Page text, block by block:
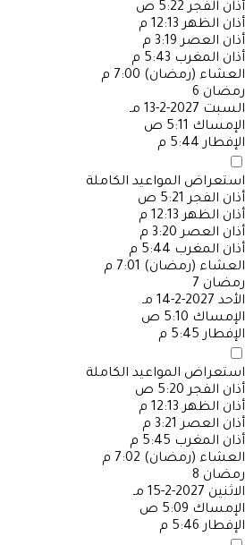
أذان الفجر 5:22 ص
أذان الظهر 12:13 م
أذان العصر 3:19 م
أذان المغرب 5:43 م
العشاء (رمضان) 7:00 م
رمضان 6
السبت 2027-2-13 مـ
الإمساك 5:11 ص
الإفطار 5:44 م
استعراض المواعيد الكاملة
أذان الفجر 5:21 ص
أذان الظهر 12:13 م
أذان العصر 3:20 م
أذان المغرب 5:44 م
العشاء (رمضان) 7:01 م
رمضان 7
الأحد 2027-2-14 مـ
الإمساك 5:10 ص
الإفطار 5:45 م
استعراض المواعيد الكاملة
أذان الفجر 5:20 ص
أذان الظهر 12:13 م
أذان العصر 3:21 م
أذان المغرب 5:45 م
العشاء (رمضان) 7:02 م
رمضان 8
الاثنين 2027-2-15 مـ
الإمساك 5:09 ص
الإفطار 5:46 م